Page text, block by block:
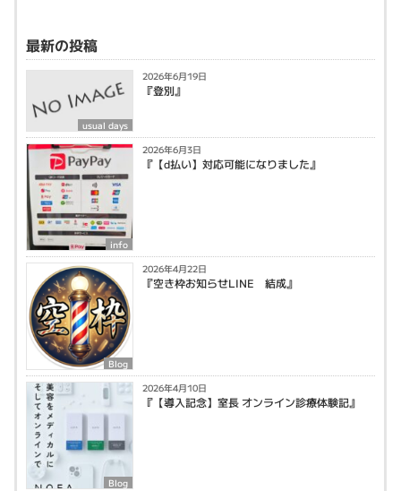
最新の投稿
usual days
2026年6月19日
『登別』
info
2026年6月3日
『【d払い】対応可能になりました』
Blog
2026年4月22日
『空き枠お知らせLINE 結成』
Blog
2026年4月10日
『【導入記念】室長 オンライン診療体験記』